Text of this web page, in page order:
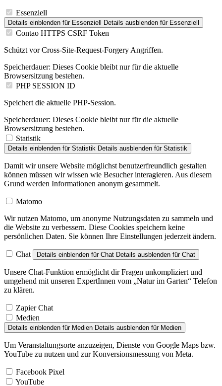
Essenziell
Details einblenden für Essenziell Details ausblenden für Essenziell
Contao HTTPS CSRF Token
Schützt vor Cross-Site-Request-Forgery Angriffen.
Speicherdauer: Dieses Cookie bleibt nur für die aktuelle
Browsersitzung bestehen.
PHP SESSION ID
Speichert die aktuelle PHP-Session.
Speicherdauer: Dieses Cookie bleibt nur für die aktuelle
Browsersitzung bestehen.
Statistik
Details einblenden für Statistik Details ausblenden für Statistik
Damit wir unsere Website möglichst benutzerfreundlich gestalten
können müssen wir wissen wie Besucher interagieren. Aus diesem
Grund werden Informationen anonym gesammelt.
Matomo
Wir nutzen Matomo, um anonyme Nutzungsdaten zu sammeln und
die Website zu verbessern. Diese Cookies speichern keine
persönlichen Daten. Sie können Ihre Einstellungen jederzeit ändern.
Chat Details einblenden für Chat Details ausblenden für Chat
Unsere Chat-Funktion ermöglicht dir Fragen unkompliziert und
umgehend mit unseren ExpertInnen vom „Natur im Garten“ Telefon
zu klären.
Zapier Chat
Medien
Details einblenden für Medien Details ausblenden für Medien
Um Veranstaltungsorte anzuzeigen, Dienste von Google Maps bzw.
YouTube zu nutzen und zur Konversionsmessung von Meta.
Facebook Pixel
YouTube